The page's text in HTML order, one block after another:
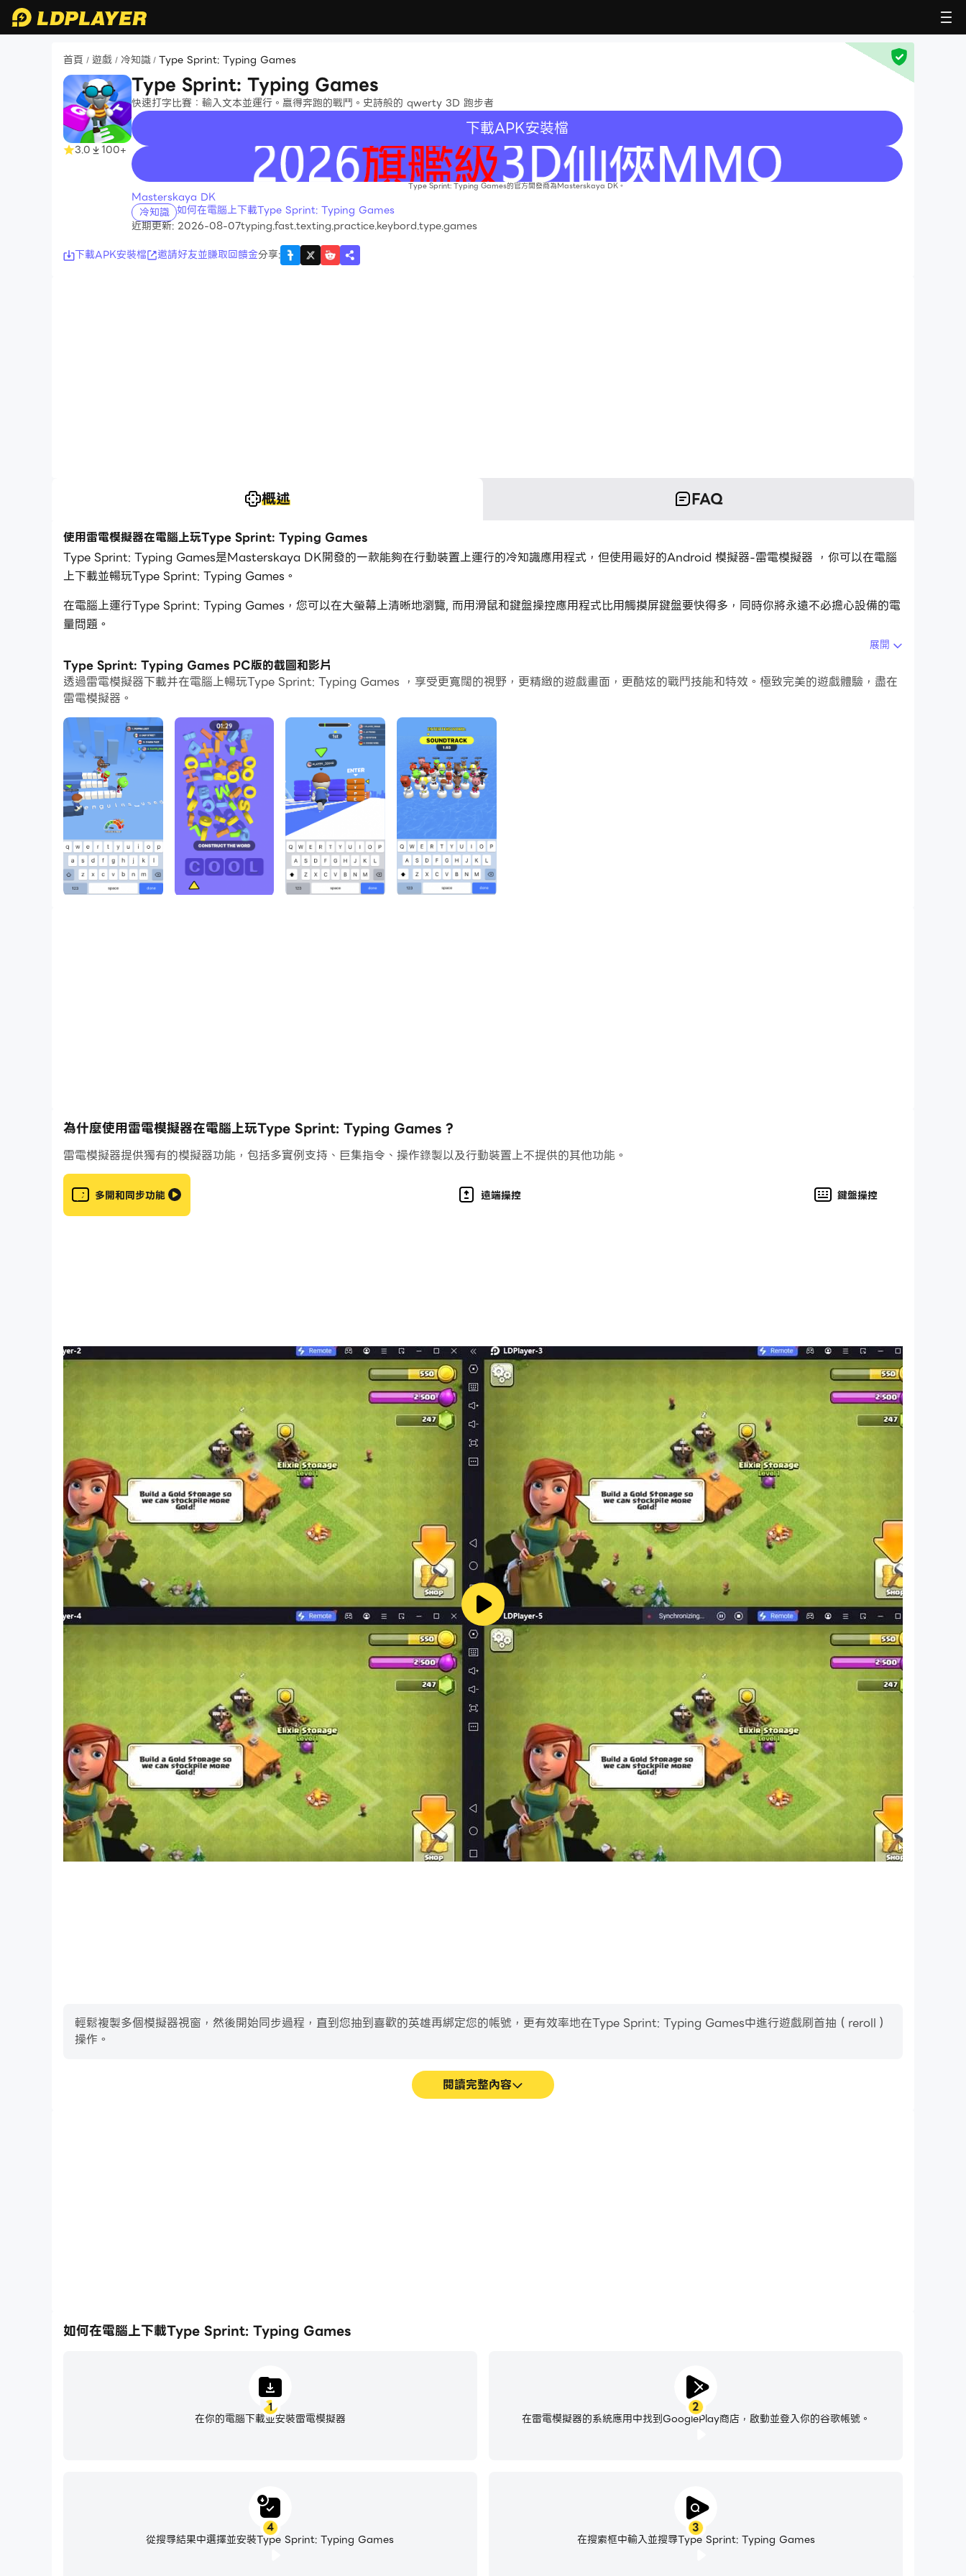
首頁 / 遊戲 / 冷知識 / Type Sprint: Typing Games
3.0 100+
Type Sprint: Typing Games
快速打字比賽：輸入文本並運行。贏得奔跑的戰鬥。史詩般的 qwerty 3D 跑步者
下載APK安裝檔
recommend
Type Sprint: Typing Games的官方開發商為Masterskaya DK。
Masterskaya DK
冷知識 如何在電腦上下載Type Sprint: Typing Games
近期更新: 2026-08-07typing.fast.texting.practice.keybord.type.games
下載APK安裝檔
邀請好友並賺取回饋金分享:
概述 FAQ
使用雷電模擬器在電腦上玩Type Sprint: Typing Games
Type Sprint: Typing Games是Masterskaya DK開發的一款能夠在行動裝置上運行的冷知識應用程式，但使用最好的Android 模擬器-雷電模擬器 ，你可以在電腦
上下載並暢玩Type Sprint: Typing Games。
在電腦上運行Type Sprint: Typing Games，您可以在大螢幕上清晰地瀏覽, 而用滑鼠和鍵盤操控應用程式比用觸摸屏鍵盤要快得多，同時你將永遠不必擔心設備的電
量問題。
通過多開和同步功能，你甚至可以在PC上運行多個應用程式和帳戶。
而文件互傳功能讓分享圖像、影片和文件也變得非常容易。
下載Type Sprint: Typing Games並在PC上運行。享受PC端的大螢幕和高畫質畫質吧!
Ready to challenge your brain and typing speed? Type Sprint is one of the most exciting type battles! Join this breathtaking typing race against
quick sneaky opponents, go level by level to complete various missions, and become the best type runner. From simple typing games to tricky word
trivia — this texting game has plenty of brain-busting and typing practice!
Type Sprint is packed with match 3 games, word problems, hidden objects, and different riddles that will test your memory, typing speed, and
strategic thinking.
BEST FEATURES:
展開
Type Sprint: Typing Games PC版的截圖和影片
透過雷電模擬器下載并在電腦上暢玩Type Sprint: Typing Games ，享受更寬闊的視野，更精緻的遊戲畫面，更酷炫的戰鬥技能和特效。極致完美的遊戲體驗，盡在
雷電模擬器。
為什麼使用雷電模擬器在電腦上玩Type Sprint: Typing Games ?
雷電模擬器提供獨有的模擬器功能，包括多實例支持、巨集指令、操作錄製以及行動裝置上不提供的其他功能。
多開和同步功能 遠端操控 鍵盤操控
輕鬆複製多個模擬器視窗，然後開始同步過程，直到您抽到喜歡的英雄再綁定您的帳號，更有效率地在Type Sprint: Typing Games中進行遊戲刷首抽（reroll）
操作。
閱讀完整內容
如何在電腦上下載Type Sprint: Typing Games
1
在你的電腦下載並安裝雷電模擬器
2
在雷電模擬器的系統應用中找到GooglePlay商店，啟動並登入你的谷歌帳號。
3
在搜索框中輸入並搜尋Type Sprint: Typing Games
4
從搜尋結果中選擇並安裝Type Sprint: Typing Games